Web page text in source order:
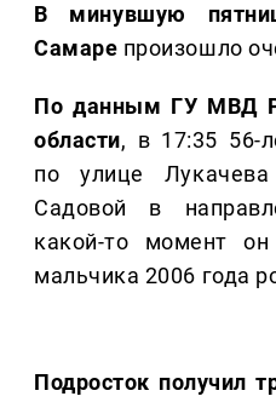
В минувшую
Самаре произошло
По данным ГУ МВД
области, в 17:35 56-
по улице
Садовой в
какой-то момент
мальчика 2006 года
Подросток получил